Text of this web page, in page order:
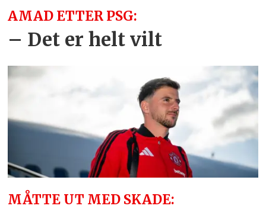
AMAD ETTER PSG:
– Det er helt vilt
MÅTTE UT MED SKADE: